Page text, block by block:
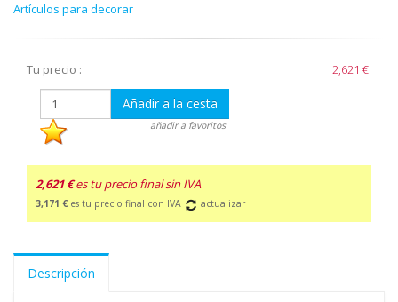
Artículos para decorar
Tu precio : 2,621 €
Añadir a la cesta
añadir a favoritos
2,621 € es tu precio final sin IVA
3,171 € es tu precio final con IVA actualizar
Descripción